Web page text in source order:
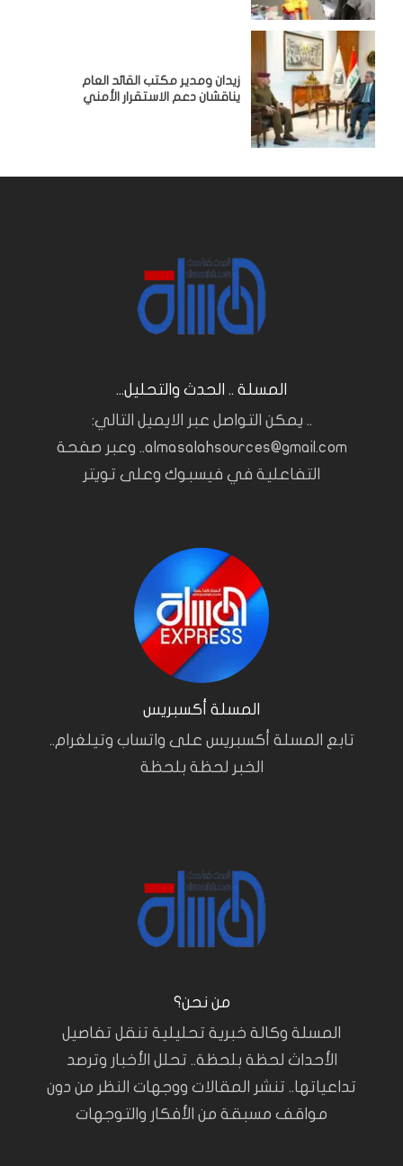
زيدان ومدير مكتب القائد العام
يناقشان دعم الاستقرار الأمني
المسلة .. الحدث والتحليل...
.. يمكن التواصل عبر الايميل التالي:
almasalahsources@gmail.com.. وعبر صفحة
التفاعلية في فيسبوك وعلى تويتر
المسلة أكسبريس
تابع المسلة أكسبريس على واتساب وتيلغرام..
الخبر لحظة بلحظة
من نحن؟
المسلة وكالة خبرية تحليلية تنقل تفاصيل
الأحداث لحظة بلحظة.. تحلل الأخبار وترصد
تداعياتها.. تنشر المقالات ووجهات النظر من دون
مواقف مسبقة من الأفكار والتوجهات